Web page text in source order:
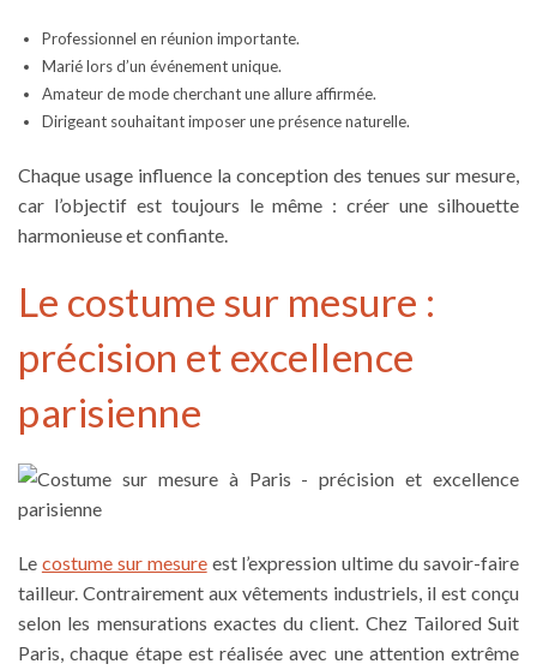
Professionnel en réunion importante.
Marié lors d’un événement unique.
Amateur de mode cherchant une allure affirmée.
Dirigeant souhaitant imposer une présence naturelle.
Chaque usage influence la conception des tenues sur mesure,
car l’objectif est toujours le même : créer une silhouette
harmonieuse et confiante.
Le costume sur mesure :
précision et excellence
parisienne
Le costume sur mesureest l’expression ultime du savoir-faire
tailleur. Contrairement aux vêtements industriels, il est conçu
selon les mensurations exactes du client. Chez Tailored Suit
Paris, chaque étape est réalisée avec une attention extrême